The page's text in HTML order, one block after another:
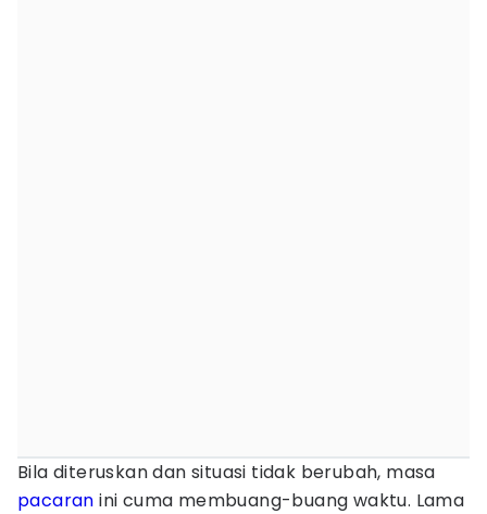
Bila diteruskan dan situasi tidak berubah, masa
pacaran ini cuma membuang-buang waktu. Lama